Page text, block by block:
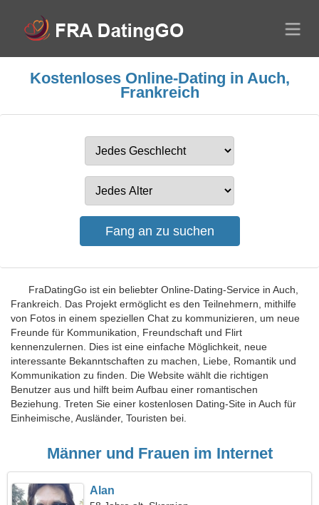
Kostenloses Online-Dating in Auch,
Frankreich
FraDatingGo ist ein beliebter Online-Dating-Service in Auch,
Frankreich. Das Projekt ermöglicht es den Teilnehmern, mithilfe
von Fotos in einem speziellen Chat zu kommunizieren, um neue
Freunde für Kommunikation, Freundschaft und Flirt
kennenzulernen. Dies ist eine einfache Möglichkeit, neue
interessante Bekanntschaften zu machen, Liebe, Romantik und
Kommunikation zu finden. Die Website wählt die richtigen
Benutzer aus und hilft beim Aufbau einer romantischen
Beziehung. Treten Sie einer kostenlosen Dating-Site in Auch für
Einheimische, Ausländer, Touristen bei.
Männer und Frauen im Internet
Alan